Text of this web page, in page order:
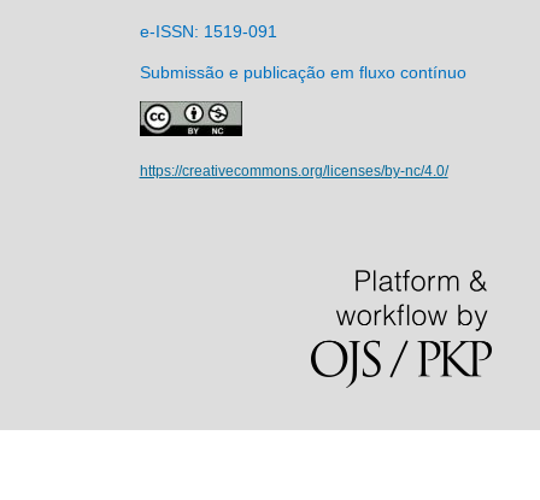
e-ISSN: 1519-091
Submissão e publicação em fluxo contínuo
https://creativecommons.org/licenses/by-nc/4.0/